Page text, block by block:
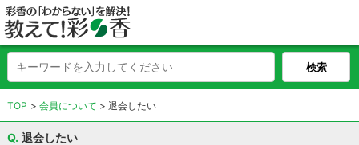
TOP 会員について 退会したい
退会したい